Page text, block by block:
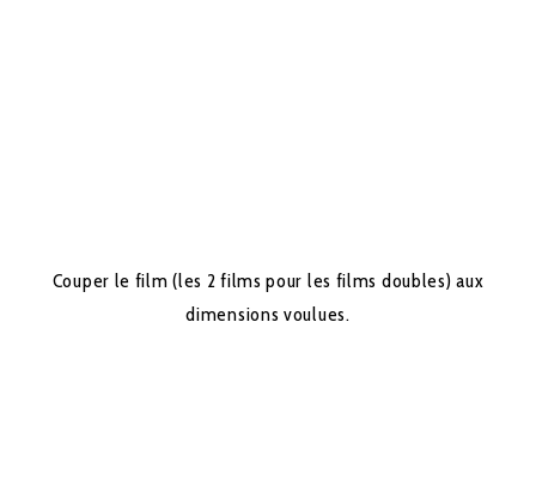
Couper le film (les 2 films pour les films doubles) aux
dimensions voulues.